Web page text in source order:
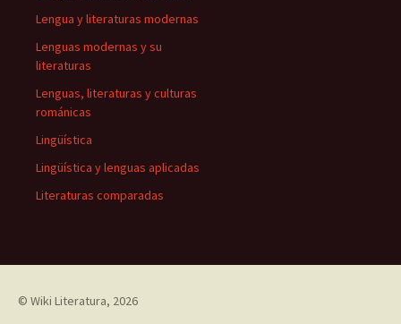
Lengua y literaturas modernas
Lenguas modernas y su
literaturas
Lenguas, literaturas y culturas
románicas
Lingüística
Lingüística y lenguas aplicadas
Literaturas comparadas
© Wiki Literatura, 2026